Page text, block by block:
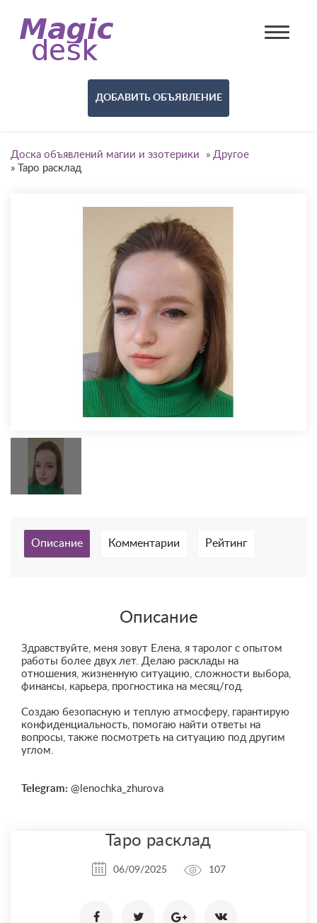
ДОБАВИТЬ ОБЪЯВЛЕНИЕ
Доска объявлений магии и эзотерики » Другое
»
Таро расклад
Описание Комментарии Рейтинг
Описание
Здравствуйте, меня зовут Елена, я таролог с опытом
работы более двух лет. Делаю расклады на
отношения, жизненную ситуацию, сложности выбора,
финансы, карьера, прогностика на месяц/год.
Создаю безопасную и теплую атмосферу, гарантирую
конфиденциальность, помогаю найти ответы на
вопросы, также посмотреть на ситуацию под другим
углом.
Telegram: @lenochka_zhurova
Таро расклад
06/09/2025 107